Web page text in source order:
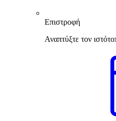
Επιστροφή
Αναπτύξτε τον